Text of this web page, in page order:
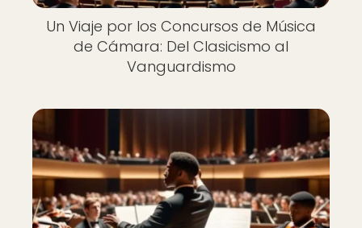
Un Viaje por los Concursos de Música
de Cámara: Del Clasicismo al
Vanguardismo